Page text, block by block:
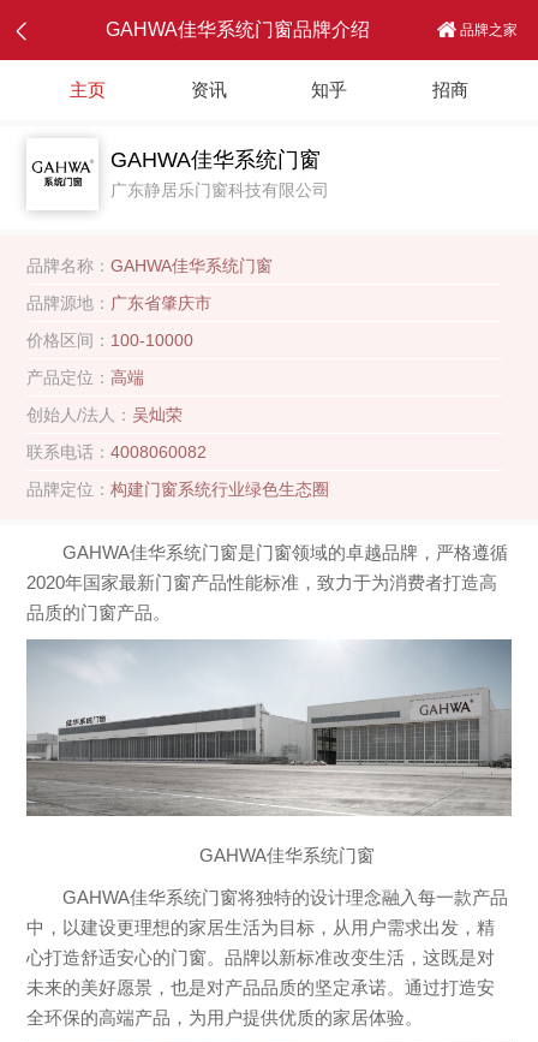
GAHWA佳华系统门窗品牌介绍 品牌之家
主页 资讯 知乎 招商
GAHWA佳华系统门窗
广东静居乐门窗科技有限公司
品牌名称：GAHWA佳华系统门窗
品牌源地： 广东省肇庆市
价格区间： 100-10000
产品定位：高端
创始人/法人： 吴灿荣
联系电话：4008060082
品牌定位：构建门窗系统行业绿色生态圈
GAHWA佳华系统门窗是门窗领域的卓越品牌，严格遵循
2020年国家最新门窗产品性能标准，致力于为消费者打造高
品质的门窗产品。
GAHWA佳华系统门窗
GAHWA佳华系统门窗将独特的设计理念融入每一款产品
中，以建设更理想的家居生活为目标，从用户需求出发，精
心打造舒适安心的门窗。品牌以新标准改变生活，这既是对
未来的美好愿景，也是对产品品质的坚定承诺。通过打造安
全环保的高端产品，为用户提供优质的家居体验。